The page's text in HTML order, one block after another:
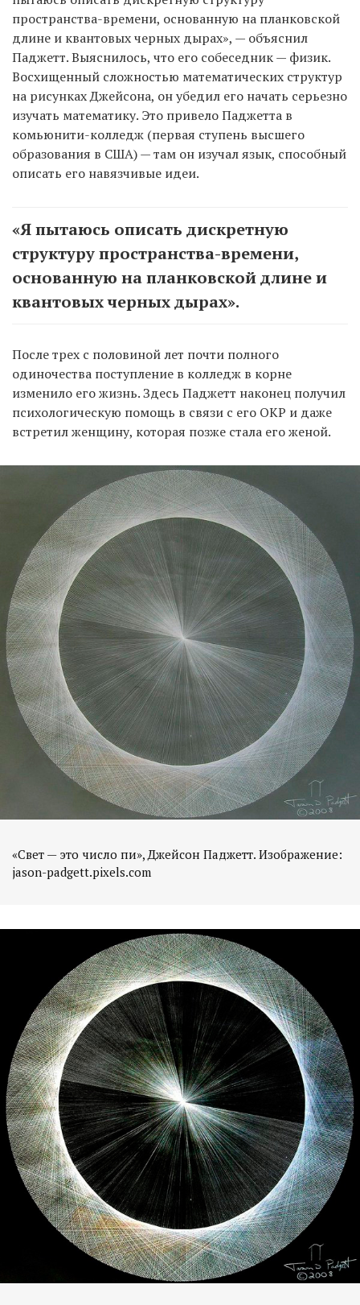
пространства-времени, основанную на планковской
длине и квантовых черных дырах», — объяснил
Паджетт. Выяснилось, что его собеседник — физик.
Восхищенный сложностью математических структур
на рисунках Джейсона, он убедил его начать серьезно
изучать математику. Это привело Паджетта в
комьюнити-колледж (первая ступень высшего
образования в США) — там он изучал язык, способный
описать его навязчивые идеи.
«Я пытаюсь описать дискретную
структуру пространства-времени,
основанную на планковской длине и
квантовых черных дырах».
После трех с половиной лет почти полного
одиночества поступление в колледж в корне
изменило его жизнь. Здесь Паджетт наконец получил
психологическую помощь в связи с его ОКР и даже
встретил женщину, которая позже стала его женой.
«Свет — это число пи», Джейсон Паджетт. Изображение: